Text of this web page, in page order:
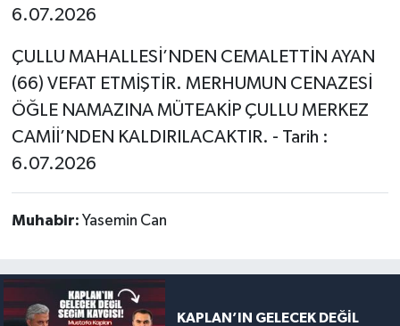
6.07.2026
ÇULLU MAHALLESİ’NDEN CEMALETTİN AYAN
(66) VEFAT ETMİŞTİR. MERHUMUN CENAZESİ
ÖĞLE NAMAZINA MÜTEAKİP ÇULLU MERKEZ
CAMİİ’NDEN KALDIRILACAKTIR. - Tarih :
6.07.2026
Muhabir: Yasemin Can
KAPLAN’IN GELECEK DEĞİL